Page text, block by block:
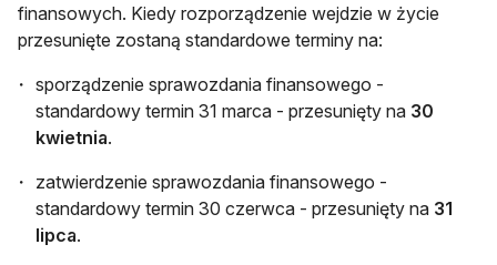
finansowych. Kiedy rozporządzenie wejdzie w życie
przesunięte zostaną standardowe terminy na:
sporządzenie sprawozdania finansowego -
standardowy termin 31 marca - przesunięty na 30
kwietnia.
zatwierdzenie sprawozdania finansowego -
standardowy termin 30 czerwca - przesunięty na 31
lipca.